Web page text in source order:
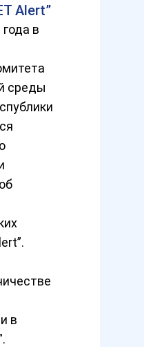
Alert”
в
среды
в